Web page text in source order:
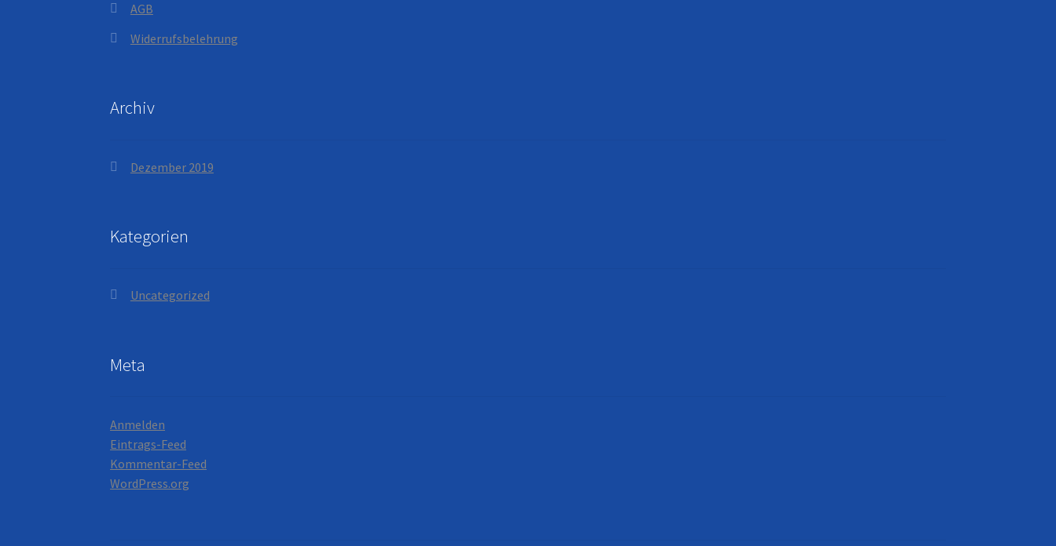
AGB
Widerrufsbelehrung
Archiv
Dezember 2019
Kategorien
Uncategorized
Meta
Anmelden
Eintrags-Feed
Kommentar-Feed
WordPress.org